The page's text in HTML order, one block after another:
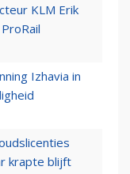
KLM Erik
Izhavia in
krapte blijft